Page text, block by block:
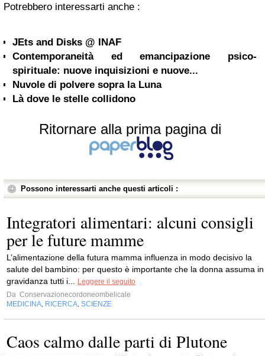
Potrebbero interessarti anche :
JEts and Disks @ INAF
Contemporaneità ed emancipazione psico-
spirituale: nuove inquisizioni e nuove...
Nuvole di polvere sopra la Luna
Là dove le stelle collidono
Ritornare alla prima pagina di
Possono interessarti anche questi articoli :
Integratori alimentari: alcuni consigli
per le future mamme
L’alimentazione della futura mamma influenza in modo decisivo la
salute del bambino: per questo è importante che la donna assuma in
gravidanza tutti i...
Leggere il seguito
Da Conservazionecordoneombelicale
MEDICINA RICERCA SCIENZE
Caos calmo dalle parti di Plutone